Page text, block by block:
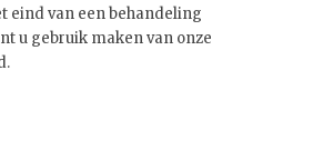
eind van een behandeling
u gebruik maken van onze